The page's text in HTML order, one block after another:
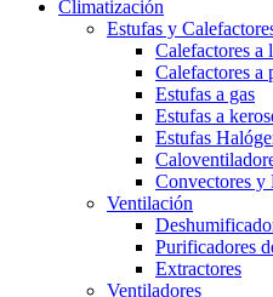
Climatización
Estufas y
Calefactores a
Calefactores a
Estufas a gas
Estufas a
Estufas
Convectores y
Ventilación
Purificadores
Extractores
Ventiladores